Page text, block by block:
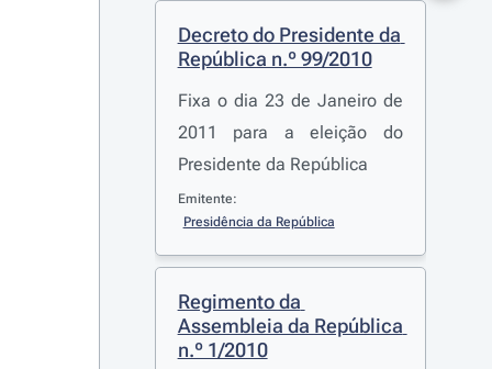
Decreto do Presidente da
República n.º 99/2010
Fixa o dia 23 de Janeiro de
2011 para a eleição do
Presidente da República
Emitente:
Presidência da República
Regimento da
Assembleia da República
n.º 1/2010